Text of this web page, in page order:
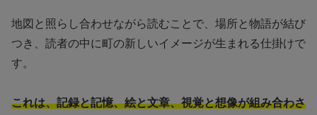
地図と照らし合わせながら読むことで、場所と物語が結び
つき、読者の中に町の新しいイメージが生まれる仕掛けで
す。
これは、記録と記憶、絵と文章、視覚と想像が組み合わさ